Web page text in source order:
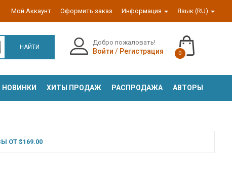
Мой Аккаунт Оформить заказ Информация Язык (RU)
НАЙТИ
Добро пожаловать!
Войти / Регистрация 0
НОВИНКИ ХИТЫ ПРОДАЖ РАСПРОДАЖА АВТОРЫ
ОТ $169.00